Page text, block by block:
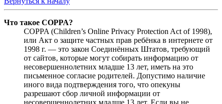
Что такое COPPA?
COPPA (Children’s Online Privacy Protection Act of 1998),
или Акт о защите частных прав ребёнка в интернете от
1998 г. — это закон Соединённых Штатов, требующий
от сайтов, которые могут собирать информацию от
несовершеннолетних младше 13 лет, иметь на это
письменное согласие родителей. Допустимо наличие
иного вида подтверждения того, что опекуны
разрешают сбор личной информации от
несовершеннолетних младше 13 лет. Если вы не